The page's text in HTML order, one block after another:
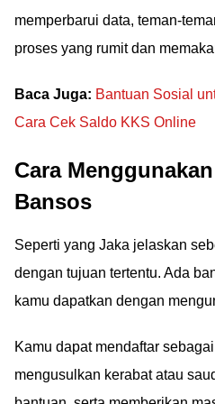
memperbarui data, teman-
proses yang rumit dan
Baca Juga: Bantuan Sosial
Cara Cek Saldo KKS Online
Cara
Bansos
Seperti yang Jaka jelaskan
dengan tujuan tertentu. Ada
kamu dapatkan dengan
Kamu dapat mendaftar
mengusulkan kerabat atau